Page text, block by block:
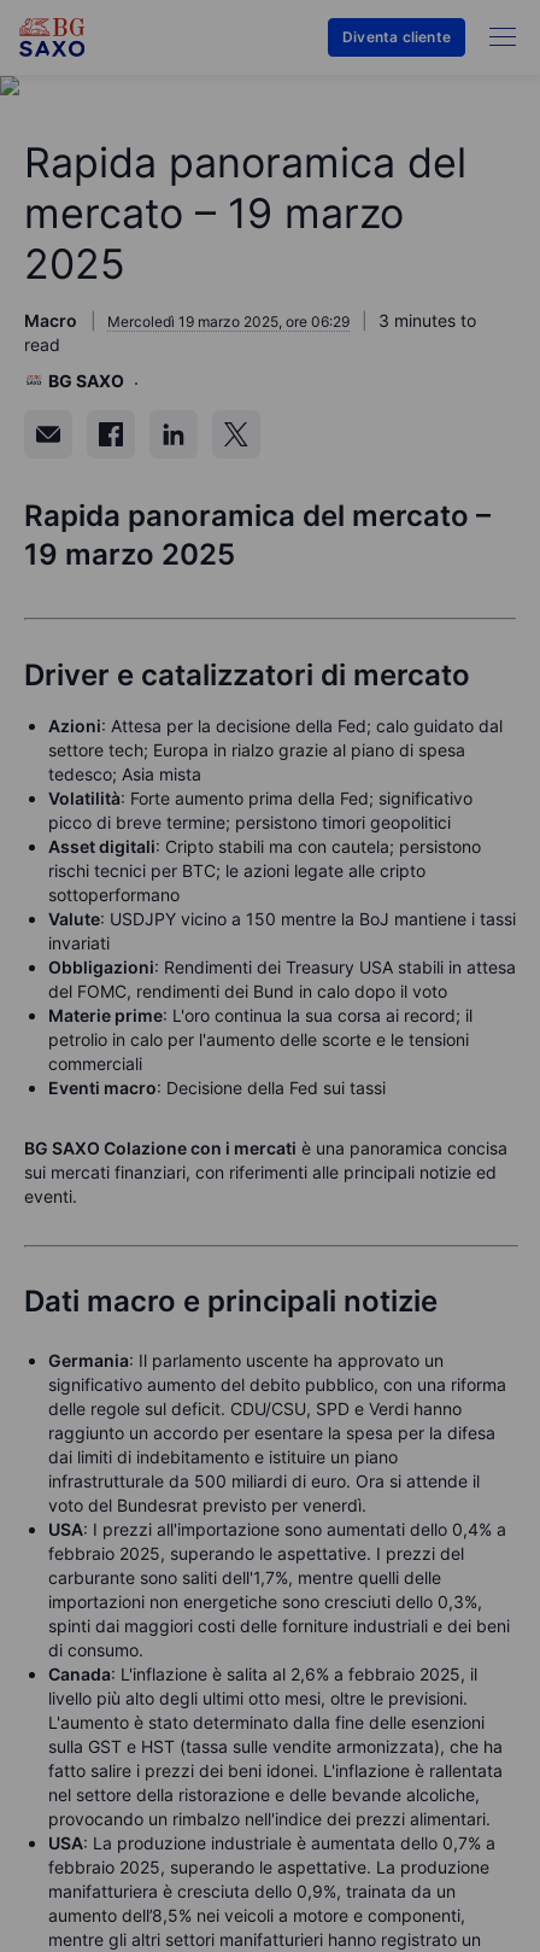
Diventa cliente
Rapida panoramica del
mercato – 19 marzo
2025
Macro Mercoledì 19 marzo 2025, ore 06:29
3 minutes to
read
BG SAXO
Rapida panoramica del mercato –
19 marzo 2025
Driver e catalizzatori di mercato
Azioni: Attesa per la decisione della Fed; calo guidato dal
settore tech; Europa in rialzo grazie al piano di spesa
tedesco; Asia mista
Volatilità: Forte aumento prima della Fed; significativo
picco di breve termine; persistono timori geopolitici
Asset digitali: Cripto stabili ma con cautela; persistono
rischi tecnici per BTC; le azioni legate alle cripto
sottoperformano
Valute: USDJPY vicino a 150 mentre la BoJ mantiene i tassi
invariati
Obbligazioni: Rendimenti dei Treasury USA stabili in attesa
del FOMC, rendimenti dei Bund in calo dopo il voto
Materie prime: L'oro continua la sua corsa ai record; il
petrolio in calo per l'aumento delle scorte e le tensioni
commerciali
Eventi macro: Decisione della Fed sui tassi
BG SAXO Colazione con i mercati è una panoramica concisa
sui mercati finanziari, con riferimenti alle principali notizie ed
eventi.
Dati macro e principali notizie
Germania: Il parlamento uscente ha approvato un
significativo aumento del debito pubblico, con una riforma
delle regole sul deficit. CDU/CSU, SPD e Verdi hanno
raggiunto un accordo per esentare la spesa per la difesa
dai limiti di indebitamento e istituire un piano
infrastrutturale da 500 miliardi di euro. Ora si attende il
voto del Bundesrat previsto per venerdì.
USA: I prezzi all'importazione sono aumentati dello 0,4% a
febbraio 2025, superando le aspettative. I prezzi del
carburante sono saliti dell'1,7%, mentre quelli delle
importazioni non energetiche sono cresciuti dello 0,3%,
spinti dai maggiori costi delle forniture industriali e dei beni
di consumo.
Canada: L'inflazione è salita al 2,6% a febbraio 2025, il
livello più alto degli ultimi otto mesi, oltre le previsioni.
L'aumento è stato determinato dalla fine delle esenzioni
sulla GST e HST (tassa sulle vendite armonizzata), che ha
fatto salire i prezzi dei beni idonei. L'inflazione è rallentata
nel settore della ristorazione e delle bevande alcoliche,
provocando un rimbalzo nell'indice dei prezzi alimentari.
USA: La produzione industriale è aumentata dello 0,7% a
febbraio 2025, superando le aspettative. La produzione
manifatturiera è cresciuta dello 0,9%, trainata da un
aumento dell’8,5% nei veicoli a motore e componenti,
mentre gli altri settori manifatturieri hanno registrato un